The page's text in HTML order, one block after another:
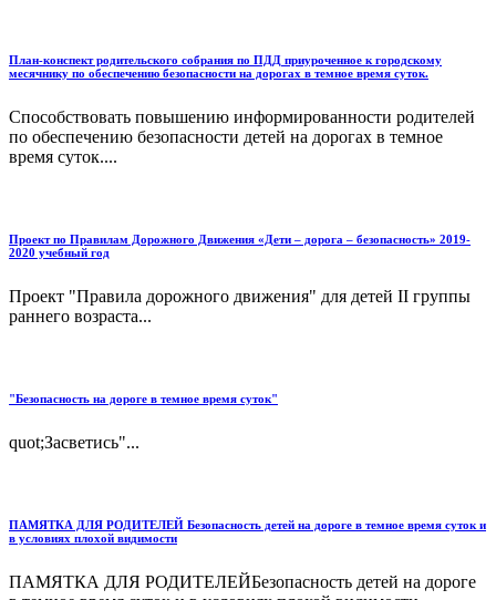
План-конспект родительского собрания по ПДД приуроченное к городскому
месячнику по обеспечению безопасности на дорогах в темное время суток.
Способствовать повышению информированности родителей
по обеспечению безопасности детей на дорогах в темное
время суток....
Проект по Правилам Дорожного Движения «Дети – дорога – безопасность» 2019-
2020 учебный год
Проект "Правила дорожного движения" для детей II группы
раннего возраста...
"Безопасность на дороге в темное время суток"
quot;Засветись"...
ПАМЯТКА ДЛЯ РОДИТЕЛЕЙ Безопасность детей на дороге в темное время суток и
в условиях плохой видимости
ПАМЯТКА ДЛЯ РОДИТЕЛЕЙБезопасность детей на дороге